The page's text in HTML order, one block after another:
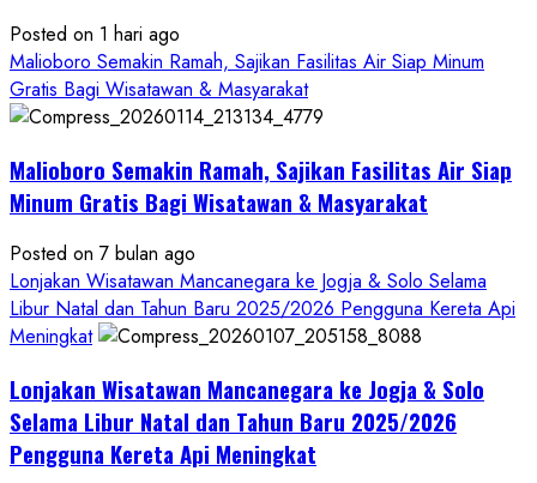
Warnai
Kirab
Budaya
Sadranan
Jobeh
yang
Resmi
Sandang
Status
Kalurahan
Budaya
Posted on 1 hari ago
Malioboro Semakin Ramah, Sajikan Fasilitas Air Siap Minum
Gratis Bagi Wisatawan & Masyarakat
Malioboro Semakin Ramah, Sajikan Fasilitas Air Siap
Minum Gratis Bagi Wisatawan & Masyarakat
Posted on 7 bulan ago
Lonjakan Wisatawan Mancanegara ke Jogja & Solo Selama
Libur Natal dan Tahun Baru 2025/2026 Pengguna Kereta Api
Meningkat
Lonjakan Wisatawan Mancanegara ke Jogja & Solo
Selama Libur Natal dan Tahun Baru 2025/2026
Pengguna Kereta Api Meningkat